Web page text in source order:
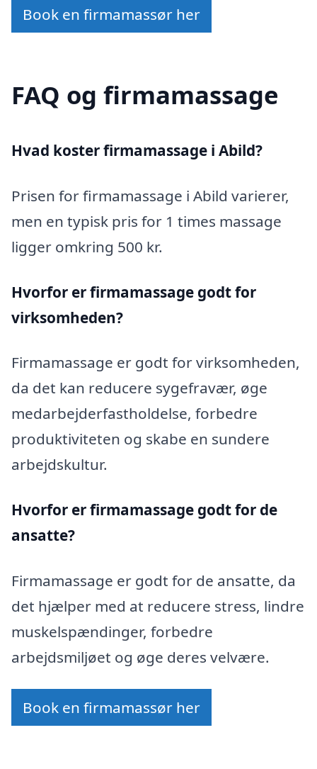
Book en firmamassør her
FAQ og firmamassage
Hvad koster firmamassage i Abild?
Prisen for firmamassage i Abild varierer,
men en typisk pris for 1 times massage
ligger omkring 500 kr.
Hvorfor er firmamassage godt for
virksomheden?
Firmamassage er godt for virksomheden,
da det kan reducere sygefravær, øge
medarbejderfastholdelse, forbedre
produktiviteten og skabe en sundere
arbejdskultur.
Hvorfor er firmamassage godt for de
ansatte?
Firmamassage er godt for de ansatte, da
det hjælper med at reducere stress, lindre
muskelspændinger, forbedre
arbejdsmiljøet og øge deres velvære.
Book en firmamassør her